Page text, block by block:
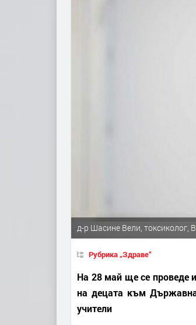
д-р Шасине Вели, токсиколог,
Рубрика „Здраве“
На 28 май ще се проведе
на децата към
учители